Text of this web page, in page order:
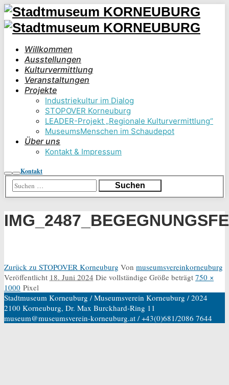
Willkommen
Ausstellungen
Kulturvermittlung
Veranstaltungen
Projekte
Industriekultur im Dialog
STOPOVER Korneuburg
LEADER-Projekt „Regionale Kulturvermittlung“
MuseumsMenschen im Schaudepot
Über uns
Kontakt & Impressum
Suchen
Hauptmenü
Kontakt
Zurück zu STOPOVER Korneuburg Von museumsvereinkorneuburg
Veröffentlicht 18. Juni 2024 Die vollständige Größe beträgt 750 ×
1000 Pixel
Stadtmuseum Korneuburg / Museumsverein Korneuburg / 2024
2100 Korneuburg, Dr. Max Burckhard-Ring 11
museum@museumsverein-korneuburg.at / +43(0)681/2086 7644